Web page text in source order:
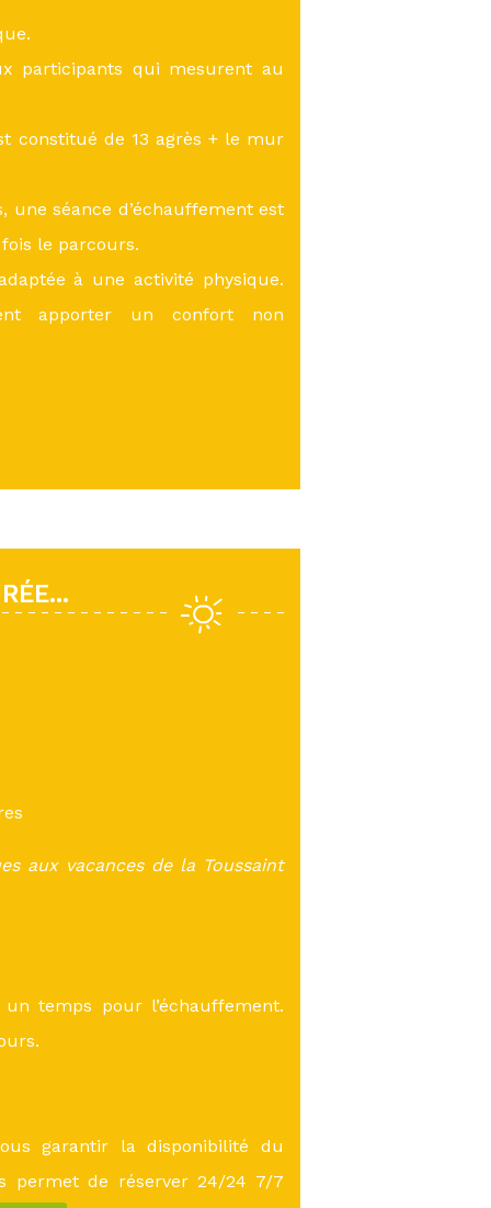
participants qui mesurent au
constitué de 13 agrès + le mur
une séance d’échauffement est
le parcours.
à une activité physique.
apporter un confort non
aux vacances de la Toussaint
temps pour l’échauffement.
garantir la disponibilité du
permet de réserver 24/24 7/7